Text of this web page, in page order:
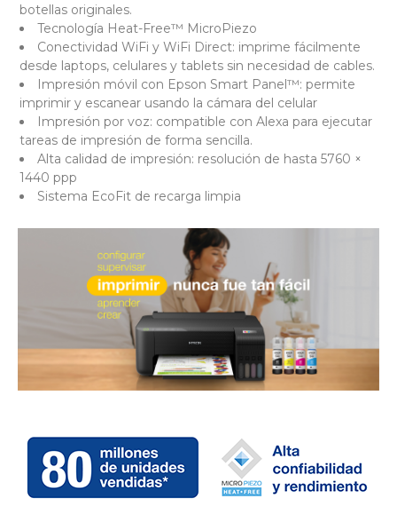
botellas originales.
Tecnología Heat-Free™ MicroPiezo
Conectividad WiFi y WiFi Direct: imprime fácilmente
desde laptops, celulares y tablets sin necesidad de cables.
Impresión móvil con Epson Smart Panel™: permite
imprimir y escanear usando la cámara del celular
Impresión por voz: compatible con Alexa para ejecutar
tareas de impresión de forma sencilla.
Alta calidad de impresión: resolución de hasta 5760 ×
1440 ppp
Sistema EcoFit de recarga limpia